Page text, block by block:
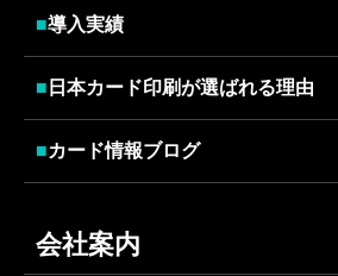
■導入実績
■ 日本カード印刷が選ばれる理由
■カード情報ブログ
会社案内